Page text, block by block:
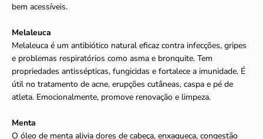
bem acessíveis.
Melaleuca
Melaleuca é um antibiótico natural eficaz contra infecções, gripes
e problemas respiratórios como asma e bronquite. Tem
propriedades antissépticas, fungicidas e fortalece a imunidade. É
útil no tratamento de acne, erupções cutâneas, caspa e pé de
atleta. Emocionalmente, promove renovação e limpeza.
Menta
O óleo de menta alivia dores de cabeça, enxaqueca, congestão